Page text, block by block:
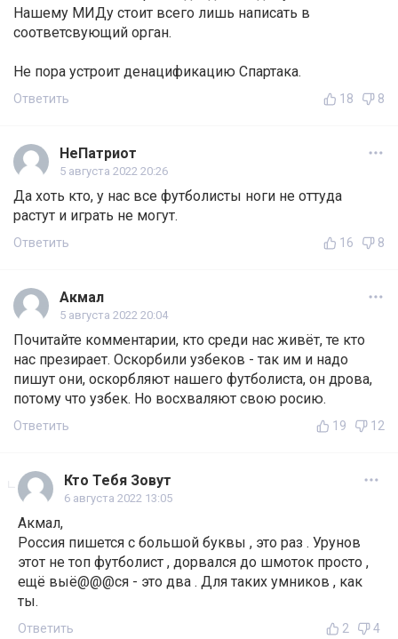
Нашему МИДу стоит всего лишь написать в
соответсвующий орган.
Не пора устроит денацификацию Спартака.
Ответить 18 8
НеПатриот
5 августа 2022 20:26
Да хоть кто, у нас все футболисты ноги не оттуда
растут и играть не могут.
Ответить 16 8
Акмал
5 августа 2022 20:04
Почитайте комментарии, кто среди нас живёт, те кто
нас презирает. Оскорбили узбеков - так им и надо
пишут они, оскорбляют нашего футболиста, он дрова,
потому что узбек. Но восхваляют свою росию.
Ответить 19 12
Кто Тебя Зовут
6 августа 2022 13:05
Акмал,
Россия пишется с большой буквы , это раз . Урунов
этот не топ футболист , дорвался до шмоток просто ,
ещё выё@@@ся - это два . Для таких умников , как
ты.
Ответить 2 4